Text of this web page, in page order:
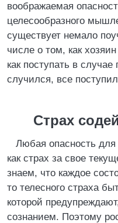
воображаемая
целесообразного
существует немало
числе о том, как
как поступать в
случился, все
Страх
Любая опасность для
как страх за свое
знаем, что каждое
то телесного страха
которой
сознанием. Поэтому